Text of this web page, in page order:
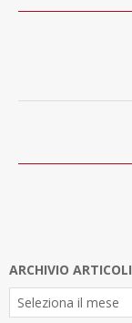
ARCHIVIO ARTICOLI
Archivio
Articoli